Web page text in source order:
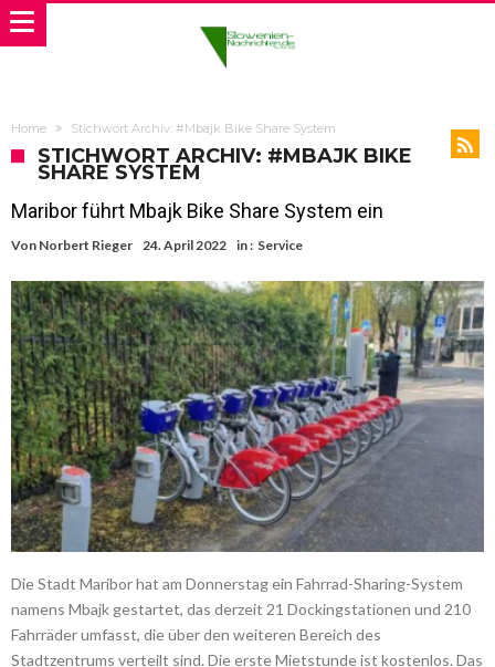
Home Stichwort Archiv: #Mbajk Bike Share System
STICHWORT ARCHIV: #MBAJK BIKE
SHARE SYSTEM
Maribor führt Mbajk Bike Share System ein
Von Norbert Rieger 24. April 2022 in : Service
Die Stadt Maribor hat am Donnerstag ein Fahrrad-Sharing-System
namens Mbajk gestartet, das derzeit 21 Dockingstationen und 210
Fahrräder umfasst, die über den weiteren Bereich des
Stadtzentrums verteilt sind. Die erste Mietstunde ist kostenlos. Das